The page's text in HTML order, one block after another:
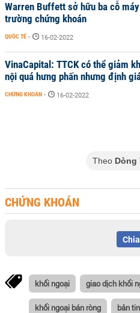
Warren Buffett sở hữu ba cỗ
trường chứng khoán
QUỐC TẾ - 16-02-2022
VinaCapital: TTCK có thể giảm
nội quá hưng phấn nhưng định
CHỨNG KHOÁN - 16-02-2022
Theo Dòng
CHỨNG KHOÁN
khối ngoại giao dịch khối
khối ngoại bán ròng bản